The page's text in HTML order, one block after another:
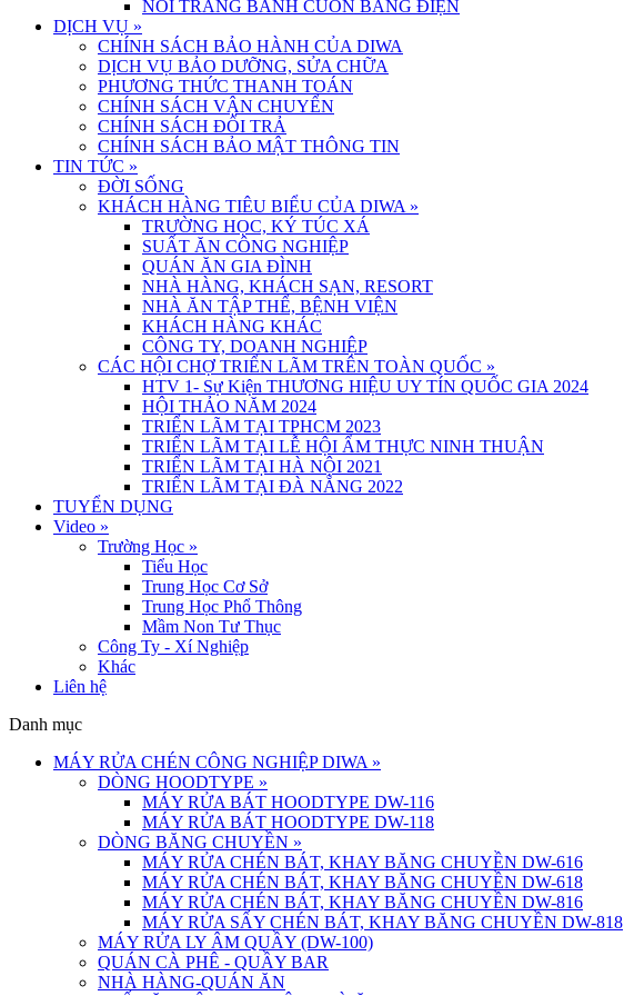
NỒI TRÁNG BÁNH CUỐN BẰNG ĐIỆN
DỊCH VỤ »
CHÍNH SÁCH BẢO HÀNH CỦA DIWA
DỊCH VỤ BẢO DƯỠNG, SỬA CHỮA
PHƯƠNG THỨC THANH TOÁN
CHÍNH SÁCH VẬN CHUYỂN
CHÍNH SÁCH ĐỔI TRẢ
CHÍNH SÁCH BẢO MẬT THÔNG TIN
TIN TỨC »
ĐỜI SỐNG
KHÁCH HÀNG TIÊU BIỂU CỦA DIWA »
TRƯỜNG HỌC, KÝ TÚC XÁ
SUẤT ĂN CÔNG NGHIỆP
QUÁN ĂN GIA ĐÌNH
NHÀ HÀNG, KHÁCH SẠN, RESORT
NHÀ ĂN TẬP THỂ, BỆNH VIỆN
KHÁCH HÀNG KHÁC
CÔNG TY, DOANH NGHIỆP
CÁC HỘI CHỢ TRIỂN LÃM TRÊN TOÀN QUỐC »
HTV 1- Sự Kiện THƯƠNG HIỆU UY TÍN QUỐC GIA 2024
HỘI THẢO NĂM 2024
TRIỂN LÃM TẠI TPHCM 2023
TRIỂN LÃM TẠI LỄ HỘI ẨM THỰC NINH THUẬN
TRIỂN LÃM TẠI HÀ NỘI 2021
TRIỂN LÃM TẠI ĐÀ NẴNG 2022
TUYỂN DỤNG
Video »
Trường Học »
Tiểu Học
Trung Học Cơ Sở
Trung Học Phổ Thông
Mầm Non Tư Thục
Công Ty - Xí Nghiệp
Khác
Liên hệ
Danh mục
MÁY RỬA CHÉN CÔNG NGHIỆP DIWA »
DÒNG HOODTYPE »
MÁY RỬA BÁT HOODTYPE DW-116
MÁY RỬA BÁT HOODTYPE DW-118
DÒNG BĂNG CHUYỀN »
MÁY RỬA CHÉN BÁT, KHAY BĂNG CHUYỀN DW-616
MÁY RỬA CHÉN BÁT, KHAY BĂNG CHUYỀN DW-618
MÁY RỬA CHÉN BÁT, KHAY BĂNG CHUYỀN DW-816
MÁY RỬA SẤY CHÉN BÁT, KHAY BĂNG CHUYỀN DW-818
MÁY RỬA LY ÂM QUẦY (DW-100)
QUÁN CÀ PHÊ - QUẦY BAR
NHÀ HÀNG-QUÁN ĂN